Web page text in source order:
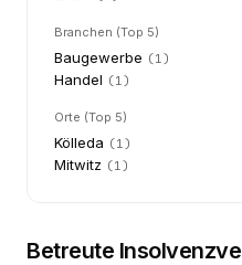
Branchen (Top 5)
Baugewerbe (1)
Handel (1)
Orte (Top 5)
Kölleda (1)
Mitwitz (1)
Betreute